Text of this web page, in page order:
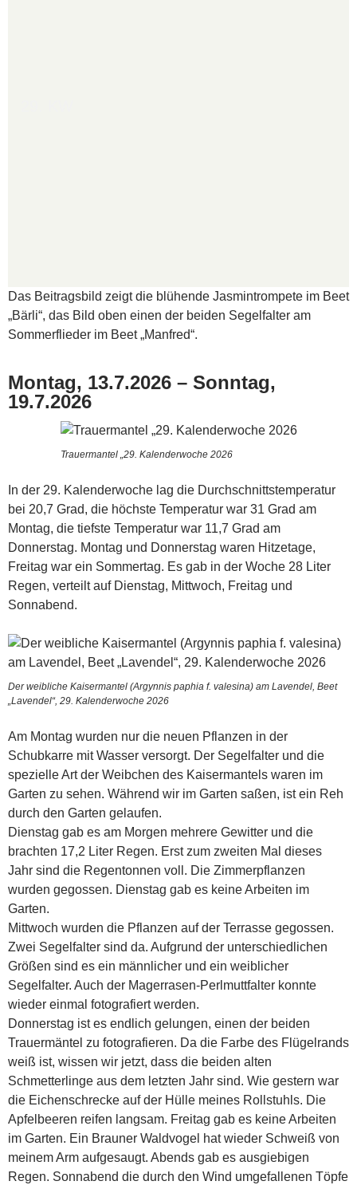
Das Beitragsbild zeigt die blühende Jasmintrompete im Beet
„Bärli“, das Bild oben einen der beiden Segelfalter am
Sommerflieder im Beet „Manfred“.
Montag, 13.7.2026 – Sonntag,
19.7.2026
Trauermantel „29. Kalenderwoche 2026
In der 29. Kalenderwoche lag die Durchschnittstemperatur
bei 20,7 Grad, die höchste Temperatur war 31 Grad am
Montag, die tiefste Temperatur war 11,7 Grad am
Donnerstag. Montag und Donnerstag waren Hitzetage,
Freitag war ein Sommertag. Es gab in der Woche 28 Liter
Regen, verteilt auf Dienstag, Mittwoch, Freitag und
Sonnabend.
Der weibliche Kaisermantel (Argynnis paphia f. valesina) am Lavendel, Beet
„Lavendel“, 29. Kalenderwoche 2026
Am Montag wurden nur die neuen Pflanzen in der
Schubkarre mit Wasser versorgt. Der Segelfalter und die
spezielle Art der Weibchen des Kaisermantels waren im
Garten zu sehen. Während wir im Garten saßen, ist ein Reh
durch den Garten gelaufen.
Dienstag gab es am Morgen mehrere Gewitter und die
brachten 17,2 Liter Regen. Erst zum zweiten Mal dieses
Jahr sind die Regentonnen voll. Die Zimmerpflanzen
wurden gegossen. Dienstag gab es keine Arbeiten im
Garten.
Mittwoch wurden die Pflanzen auf der Terrasse gegossen.
Zwei Segelfalter sind da. Aufgrund der unterschiedlichen
Größen sind es ein männlicher und ein weiblicher
Segelfalter. Auch der Magerrasen-Perlmuttfalter konnte
wieder einmal fotografiert werden.
Donnerstag ist es endlich gelungen, einen der beiden
Trauermäntel zu fotografieren. Da die Farbe des Flügelrands
weiß ist, wissen wir jetzt, dass die beiden alten
Schmetterlinge aus dem letzten Jahr sind. Wie gestern war
die Eichenschrecke auf der Hülle meines Rollstuhls. Die
Apfelbeeren reifen langsam. Freitag gab es keine Arbeiten
im Garten. Ein Brauner Waldvogel hat wieder Schweiß von
meinem Arm aufgesaugt. Abends gab es ausgiebigen
Regen. Sonnabend die durch den Wind umgefallenen Töpfe